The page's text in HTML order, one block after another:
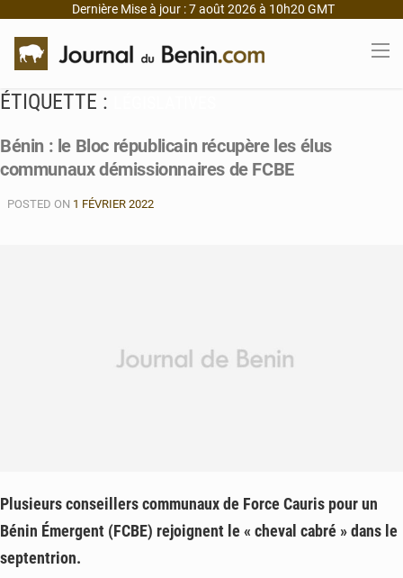
Dernière Mise à jour : 7 août 2026 à 10h20 GMT
ÉTIQUETTE :
Bénin : le Bloc républicain récupère les élus
communaux démissionnaires de FCBE
POSTED ON 1 FÉVRIER 2022
Plusieurs conseillers communaux de Force Cauris pour un
Bénin Émergent (FCBE) rejoignent le « cheval cabré » dans le
septentrion.